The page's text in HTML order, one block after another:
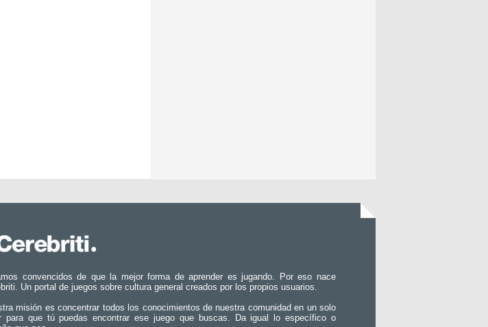
convencidos de que la mejor forma de aprender es jugando. Por eso nace
Un portal de juegos sobre cultura general creados por los propios usuarios.
misión es concentrar todos los conocimientos de nuestra comunidad en un solo
para que tú puedas encontrar ese juego que buscas. Da igual lo específico o